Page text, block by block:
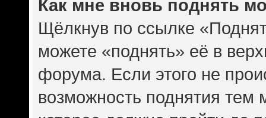
Как мне вновь поднять
Щёлкнув по ссылке
можете «поднять» её в
форума. Если этого не
возможность поднятия тем